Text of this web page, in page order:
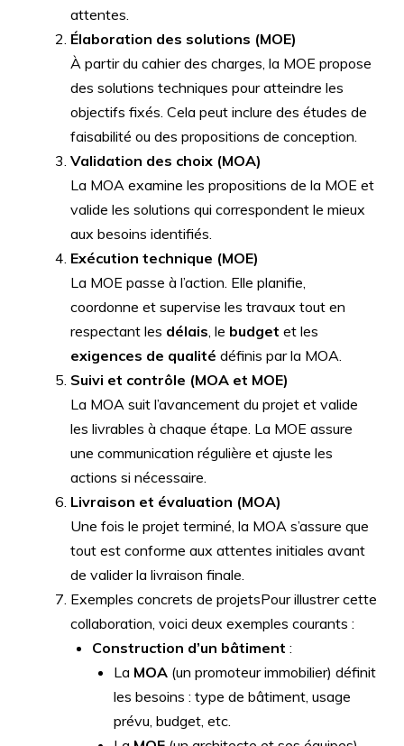
attentes.
Élaboration des solutions (MOE)
À partir du cahier des charges, la MOE propose
des solutions techniques pour atteindre les
objectifs fixés. Cela peut inclure des études de
faisabilité ou des propositions de conception.
Validation des choix (MOA)
La MOA examine les propositions de la MOE et
valide les solutions qui correspondent le mieux
aux besoins identifiés.
Exécution technique (MOE)
La MOE passe à l’action. Elle planifie,
coordonne et supervise les travaux tout en
respectant les délais, le budget et les
exigences de qualité définis par la MOA.
Suivi et contrôle (MOA et MOE)
La MOA suit l’avancement du projet et valide
les livrables à chaque étape. La MOE assure
une communication régulière et ajuste les
actions si nécessaire.
Livraison et évaluation (MOA)
Une fois le projet terminé, la MOA s’assure que
tout est conforme aux attentes initiales avant
de valider la livraison finale.
Exemples concrets de projetsPour illustrer cette
collaboration, voici deux exemples courants :
Construction d’un bâtiment :
La MOA (un promoteur immobilier) définit
les besoins : type de bâtiment, usage
prévu, budget, etc.